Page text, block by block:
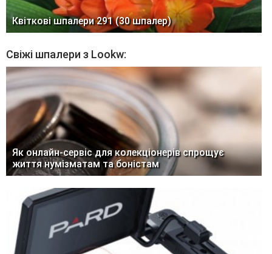
Квіткові шпалери 291 (30 шпалер)
Свіжі шпалери з Lookw:
Як онлайн-сервіс для колекціонерів спрощує
життя нумізматам та боністам